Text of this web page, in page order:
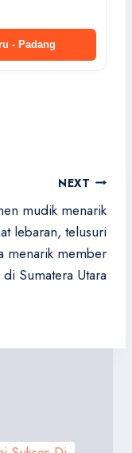
- Padang
NEXT
mudik menarik
lebaran, telusuri
menarik member
di Sumatera Utara